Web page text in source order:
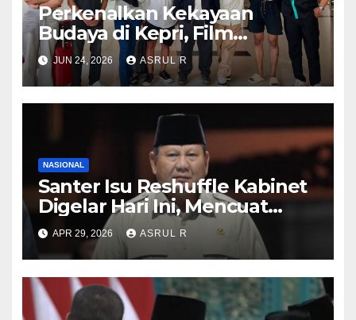
Perkenalkan Kekayaan
Budaya di Kepri, Film
“Samudra di Atas Laut”
Angkat Kisah Anak Orang
Laut
JUN 24, 2026 ASRUL R
NASIONAL
Santer Isu Reshuffle Kabinet
Digelar Hari Ini, Mencuat
Nama Eks KSAD Dudung
Abdurachman hingga Ketum
KSPSI Jumhur Hidayat ‎
APR 29, 2026 ASRUL R